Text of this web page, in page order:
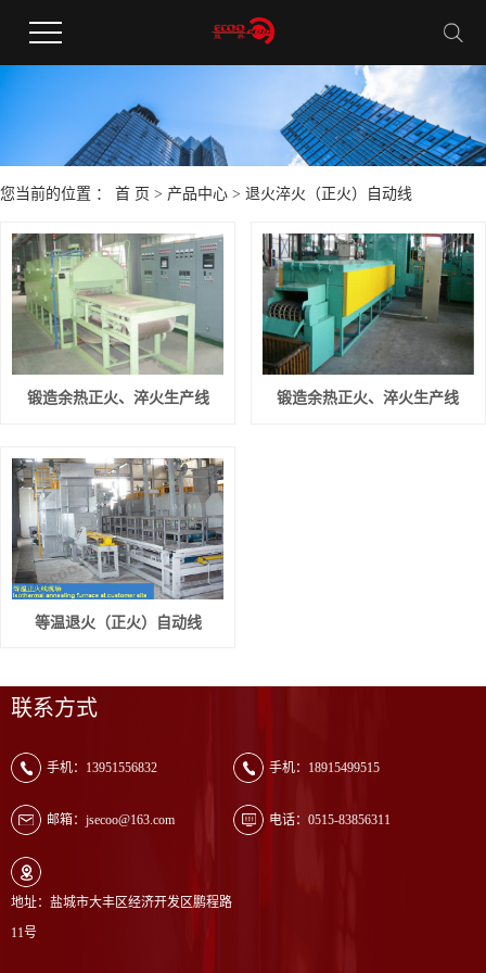
您当前的位置 ： 首 页 > 产品中心 > 退火淬火（正火）自动线
锻造余热正火、淬火生产线 锻造余热正火、淬火生产线
等温退火（正火）自动线
联系方式
手机：13951556832 手机：18915499515
邮箱：jsecoo@163.com 电话：0515-83856311
地址：盐城市大丰区经济开发区鹏程路
11号